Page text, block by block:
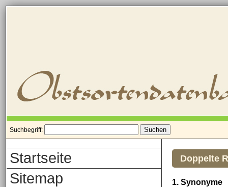
Suchbegriff:
Startseite
Sitemap
Doppelte
1. Synonyme